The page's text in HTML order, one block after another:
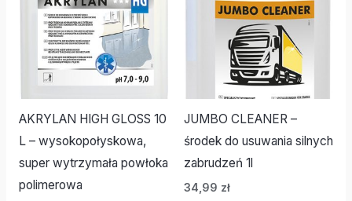
AKRYLAN HIGH GLOSS 10
L – wysokopołyskowa,
super wytrzymała powłoka
polimerowa
JUMBO CLEANER –
środek do usuwania silnych
zabrudzeń 1l
34,99 zł